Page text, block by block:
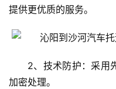
提供更优质的服务。
2、技术防护：采用
加密处理。